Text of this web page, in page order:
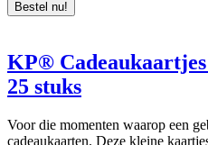
Bestel nu!
KP®
25 stuks
Voor die momenten waarop een
cadeaukaarten. Deze kleine